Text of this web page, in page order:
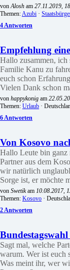
vonAlosh am 27.11.2019,
Themen:Azubi ·
4 Antworten
Empfehlung
Hallo zusammen, ich
Familie Kanu zu
euch schon
Vielen Dank schon
von happykonig am
Themen: Urlaub ·
6 Antworten
Von Kosovo
Hallo Leute bin ganz
Partner aus dem
wir natürlich
Sorge ist, er möchte
von Swetikam 10.08.2017,
Themen: Kosovo ·
2 Antworten
Sagt mal, welche
warum. Wer ist euch
Was meint ihr, wer